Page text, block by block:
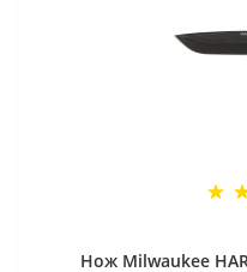
Нож Milwaukee